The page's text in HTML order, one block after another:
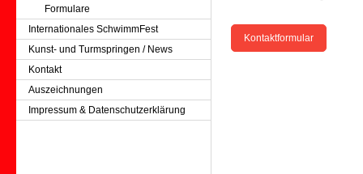
Formulare
Internationales SchwimmFest
Kunst- und Turmspringen / News
Kontakt
Auszeichnungen
Impressum & Datenschutzerklärung
Kontaktformular